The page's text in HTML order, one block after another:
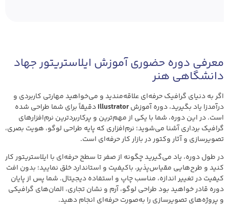
معرفی دوره حضوری آموزش ایلاستریتور جهاد
دانشگاهی هنر
اگر به دنیای گرافیک حرفه‌ای علاقه‌مندید و می‌خواهید مهارتی کاربردی و
درآمدزا یاد بگیرید، دوره آموزشIllustratorدقیقاً برای شما طراحی شده
است. در این دوره، شما با یکی از مهم‌ترین و پرکاربردترین نرم‌افزارهای
گرافیک برداری آشنا می‌شوید؛ نرم‌افزاری که پایه طراحی لوگو، هویت بصری،
تصویرسازی و آثار وکتور در بازار کار حرفه‌ای است.
در طول دوره، یاد می‌گیرید چگونه از صفر تا سطح حرفه‌ای با ایلاستریتور کار
کنید و طرح‌هایی مقیاس‌پذیر، باکیفیت و استاندارد خلق نمایید؛ بدون افت
کیفیت در تغییر اندازه، مناسب چاپ و استفاده دیجیتال. شما پس از پایان
دوره قادر خواهید بود طراحی لوگو، آرم و نشان تجاری، المان‌های گرافیکی
و پروژه‌های تصویرسازی را به‌صورت حرفه‌ای انجام دهید.